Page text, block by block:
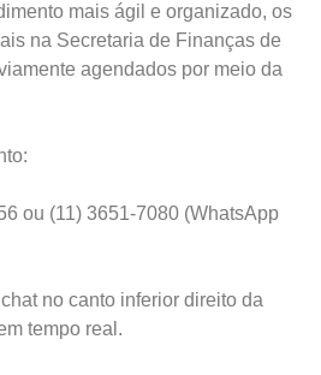
mais ágil e organizado, os
na Secretaria de Finanças de
agendados por meio da
ou (11) 3651-7080 (WhatsApp
no canto inferior direito da
tempo real.